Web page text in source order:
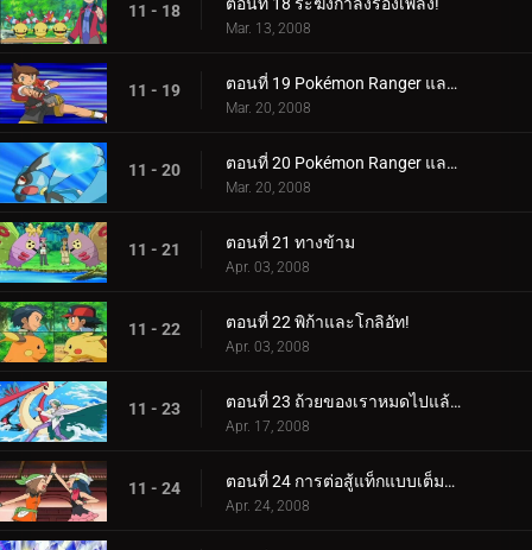
11 - 18
Mar. 13, 2008
11 - 19 ตอนที่ 19 Pokémon Ranger และ Riolu ที่ถูกลักพาตัว! (1)
Mar. 20, 2008
11 - 20 ตอนที่ 20 Pokémon Ranger และ Riolu ที่ถูกลักพาตัว! (2)
Mar. 20, 2008
11 - 21 ตอนที่ 21 ทางข้าม
Apr. 03, 2008
11 - 22 ตอนที่ 22 พิก้าและโกลิอัท!
Apr. 03, 2008
11 - 23 ตอนที่ 23 ถ้วยของเราหมดไปแล้ว!
Apr. 17, 2008
11 - 24 ตอนที่ 24 การต่อสู้แท็กแบบเต็มหลักสูตร!
Apr. 24, 2008